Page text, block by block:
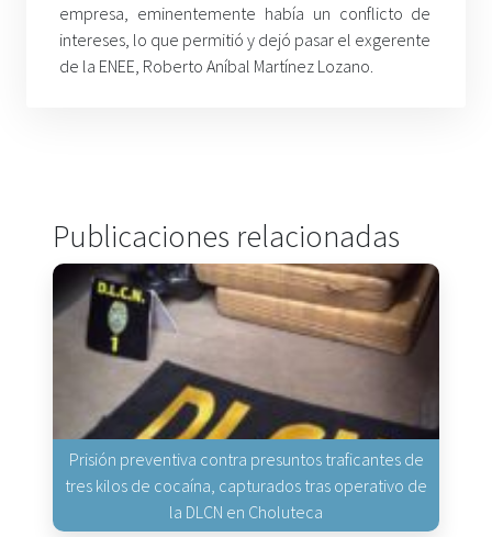
empresa, eminentemente había un conflicto de
intereses, lo que permitió y dejó pasar el exgerente
de la ENEE, Roberto Aníbal Martínez Lozano.
Publicaciones relacionadas
Prisión preventiva contra presuntos traficantes de
tres kilos de cocaína, capturados tras operativo de
la DLCN en Choluteca